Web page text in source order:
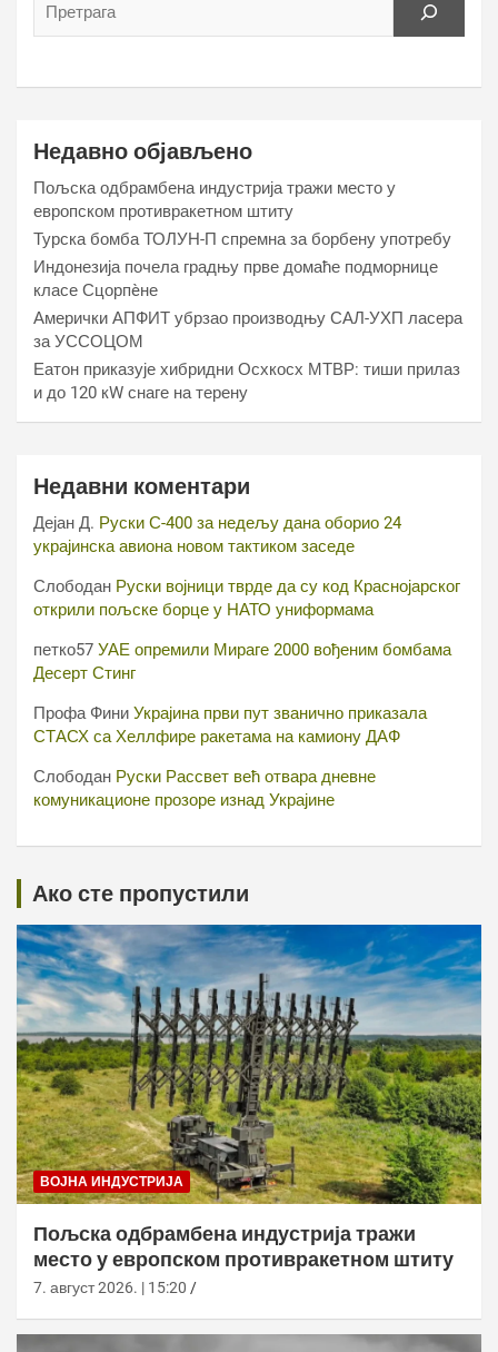
Недавно објављено
Пољска одбрамбена индустрија тражи место у
европском противракетном штиту
Турска бомба ТОЛУН-П спремна за борбену употребу
Индонезија почела градњу прве домаће подморнице
класе Сцорпèне
Амерички АПФИТ убрзао производњу САЛ-УХП ласера
за УССОЦОМ
Еатон приказује хибридни Осхкосх МТВР: тиши прилаз
и до 120 кW снаге на терену
Недавни коментари
Дејан Д. Руски С-400 за недељу дана оборио 24
украјинска авиона новом тактиком заседе
Слободан Руски војници тврде да су код Краснојарског
открили пољске борце у НАТО униформама
петко57 УАЕ опремили Мираге 2000 вођеним бомбама
Десерт Стинг
Профа Фини Украјина први пут званично приказала
СТАСХ са Хеллфире ракетама на камиону ДАФ
Слободан Руски Рассвет већ отвара дневне
комуникационе прозоре изнад Украјине
Ако сте пропустили
ВОЈНА ИНДУСТРИЈА
Пољска одбрамбена индустрија тражи
место у европском противракетном штиту
7. август 2026. | 15:20